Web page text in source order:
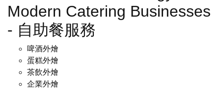
Modern Catering Businesses
- 自助餐服務
啤酒外燴
蛋糕外燴
茶飲外燴
企業外燴